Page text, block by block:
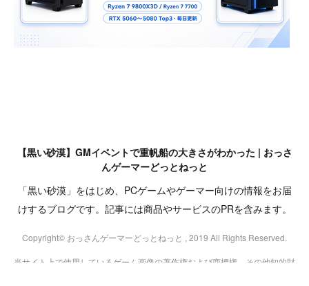
【黒い砂漠】GMイベントで重帆船の大きさがわかった | おっさ
んゲーマーどっとねっと
「黒い砂漠」をはじめ、PCゲームやゲーマー向けの情報をお届
けするブログです。記事には商品やサービスのPRを含みます。
Copyright© おっさんゲーマーどっとねっと , 2019 All Rights Reserved.
当サイト上で使用しているゲーム画像の著作権および商標権、その他知的財